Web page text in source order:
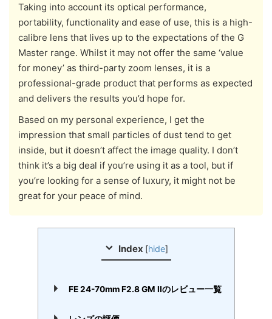
Taking into account its optical performance,
portability, functionality and ease of use, this is a high-
calibre lens that lives up to the expectations of the G
Master range. Whilst it may not offer the same ‘value
for money’ as third-party zoom lenses, it is a
professional-grade product that performs as expected
and delivers the results you’d hope for.
Based on my personal experience, I get the
impression that small particles of dust tend to get
inside, but it doesn’t affect the image quality. I don’t
think it’s a big deal if you’re using it as a tool, but if
you’re looking for a sense of luxury, it might not be
great for your peace of mind.
Index [hide]
FE 24-70mm F2.8 GM IIのレビュー一覧